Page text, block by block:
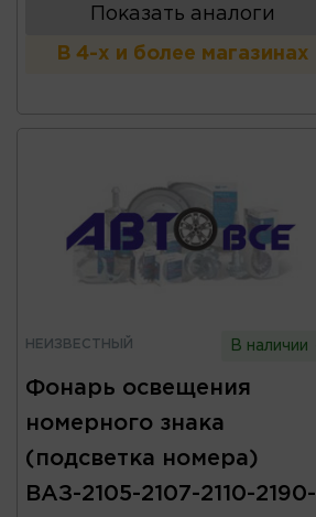
Показать аналоги
В 4-х и более магазинах
НЕИЗВЕСТНЫЙ В наличии
Фонарь освещения
номерного знака
(подсветка номера)
ВАЗ-2105-2107-2110-2190-